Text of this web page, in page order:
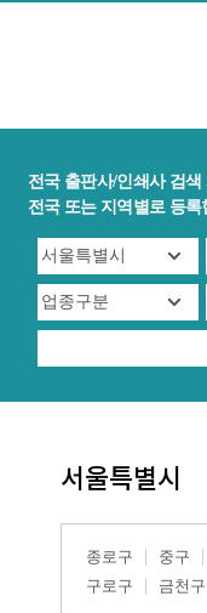
전국 출판사/인쇄사 검색
전국 또는 지역별로 등
서울특별시
종로구 중구
구로구
금천구